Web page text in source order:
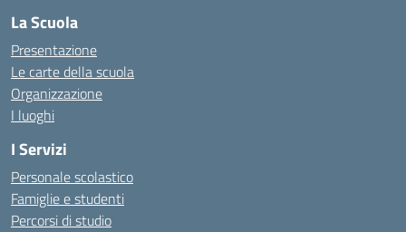
La Scuola
Presentazione
Le carte della scuola
Organizzazione
I luoghi
I Servizi
Personale scolastico
Famiglie e studenti
Percorsi di studio